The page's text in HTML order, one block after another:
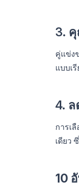
3.
คู่แข่ง
แบบเ
4. ล
การเ
เดียว
10